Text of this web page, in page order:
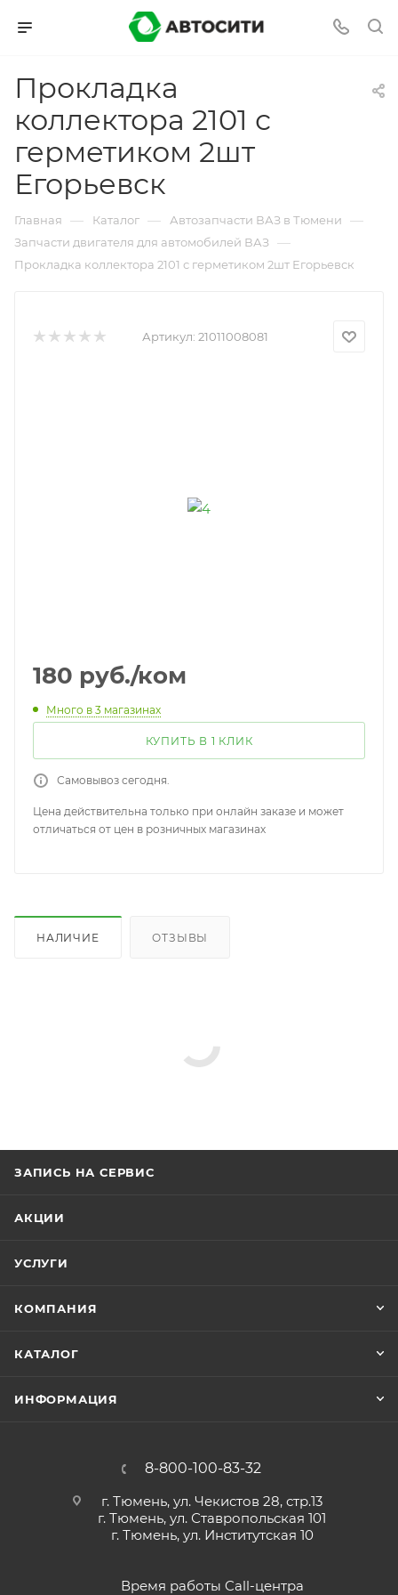
Прокладка
коллектора 2101 с
герметиком 2шт
Егорьевск
Главная — Каталог — Автозапчасти ВАЗ в Тюмени —
Запчасти двигателя для автомобилей ВАЗ —
Прокладка коллектора 2101 с герметиком 2шт Егорьевск
Артикул: 21011008081
180 руб./ком
Много в 3 магазинах
КУПИТЬ В 1 КЛИК
Самовывоз сегодня.
Цена действительна только при онлайн заказе и может
отличаться от цен в розничных магазинах
НАЛИЧИЕ ОТЗЫВЫ
ЗАПИСЬ НА СЕРВИС
АКЦИИ
УСЛУГИ
КОМПАНИЯ
КАТАЛОГ
ИНФОРМАЦИЯ
8-800-100-83-32
г. Тюмень, ул. Чекистов 28, стр.13
г. Тюмень, ул. Ставропольская 101
г. Тюмень, ул. Институтская 10
Время работы Call-центра